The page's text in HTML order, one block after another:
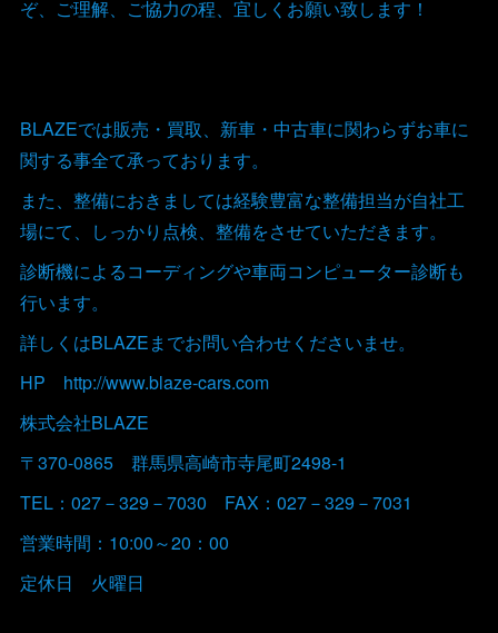
ぞ、ご理解、ご協力の程、宜しくお願い致します！
BLAZEでは販売・買取、新車・中古車に関わらずお車に
関する事全て承っております。
また、整備におきましては経験豊富な整備担当が自社工
場にて、しっかり点検、整備をさせていただきます。
診断機によるコーディングや車両コンピューター診断も
行います。
詳しくはBLAZEまでお問い合わせくださいませ。
HP http://www.blaze-cars.com
株式会社BLAZE
〒370-0865 群馬県高崎市寺尾町2498-1
TEL：027－329－7030 FAX：027－329－7031
営業時間：10:00～20：00
定休日 火曜日